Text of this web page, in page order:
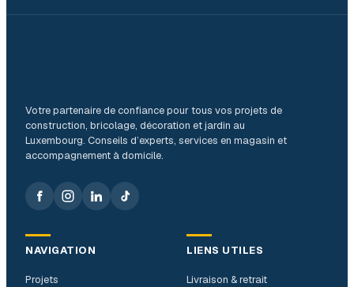
Votre partenaire de confiance pour tous vos projets de
construction, bricolage, décoration et jardin au
Luxembourg. Conseils d’experts, services en magasin et
accompagnement à domicile.
NAVIGATION
Projets
LIENS UTILES
Livraison & retrait